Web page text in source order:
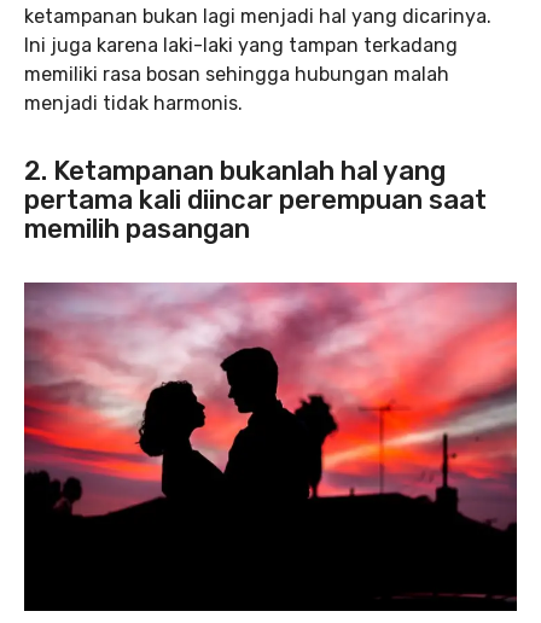
ketampanan bukan lagi menjadi hal yang dicarinya.
Ini juga karena laki-laki yang tampan terkadang
memiliki rasa bosan sehingga hubungan malah
menjadi tidak harmonis.
2. Ketampanan bukanlah hal yang
pertama kali diincar perempuan saat
memilih pasangan